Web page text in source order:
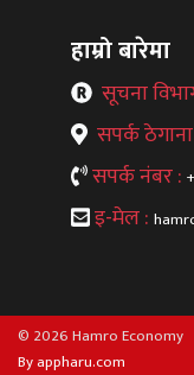
हाम्रो बारेमा
सूचना
सपर्क
सपर्क नंबर :
इ-मेल :
© 2026 Hamro Economy
By appharu.com